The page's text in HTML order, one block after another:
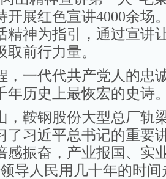
开展红色宣讲4000余场
精神为指引，通过宣讲
前行力量。
一代代共产党人的忠
年历史上最恢宏的史诗
鞍钢股份大型总厂轨
了习近平总书记的重要
感振奋，产业报国、实
导人民用几十年的时